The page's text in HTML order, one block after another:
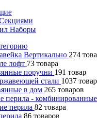
Наборы
Вертикально 274
лофт 73 товара
поручни 191 товар
стали 1037
в дом 265 товаров
перила - комбинированные
перила 82 товара
86 товаров